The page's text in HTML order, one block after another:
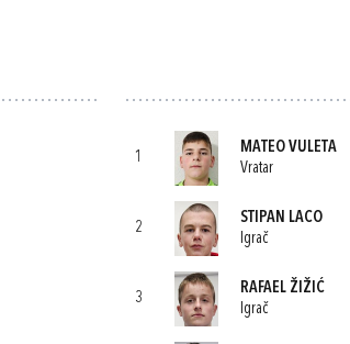
1
MATEO VULETA
Vratar
2
STIPAN LACO
Igrač
3
RAFAEL ŽIŽIĆ
Igrač